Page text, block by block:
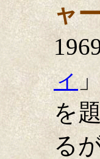
ャ
ィ
を
る